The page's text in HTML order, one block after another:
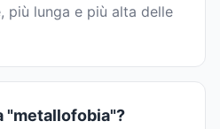
più lunga e più alta delle
"metallofobia"?